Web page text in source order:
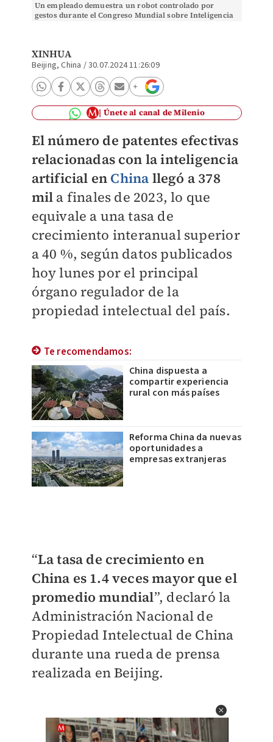
Un empleado demuestra un robot controlado por
gestos durante el Congreso Mundial sobre Inteligencia
XINHUA
Beijing, China /30.07.2024 11:26:09
Únete al canal de Milenio
El número de patentes efectivas
relacionadas con la inteligencia
artificial en China llegó a 378
mil a finales de 2023, lo que
equivale a una tasa de
crecimiento interanual superior
a 40 %, según datos publicados
hoy lunes por el principal
órgano regulador de la
propiedad intelectual del país.
Te recomendamos:
China dispuesta a
compartir experiencia
rural con más países
Reforma China da nuevas
oportunidades a
empresas extranjeras
“La tasa de crecimiento en
China es 1.4 veces mayor que el
promedio mundial”, declaró la
Administración Nacional de
Propiedad Intelectual de China
durante una rueda de prensa
realizada en Beijing.